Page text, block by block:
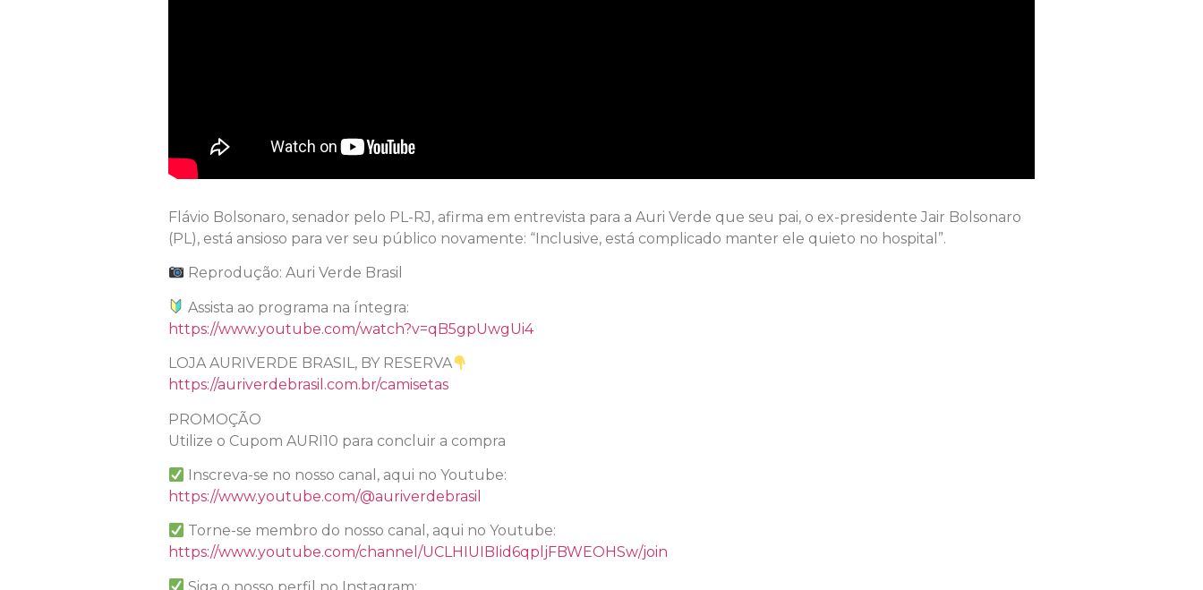
Flávio Bolsonaro, senador pelo PL-RJ, afirma em entrevista para a Auri Verde que seu pai, o ex-presidente Jair Bolsonaro
(PL), está ansioso para ver seu público novamente: “Inclusive, está complicado manter ele quieto no hospital”.
Reprodução: Auri Verde Brasil
Assista ao programa na íntegra:
https://www.youtube.com/watch?v=qB5gpUwgUi4
LOJA AURIVERDE BRASIL, BY RESERVA
https://auriverdebrasil.com.br/camisetas
PROMOÇÃO
Utilize o Cupom AURI10 para concluir a compra
Inscreva-se no nosso canal, aqui no Youtube:
https://www.youtube.com/@auriverdebrasil
Torne-se membro do nosso canal, aqui no Youtube:
https://www.youtube.com/channel/UCLHIUIBIid6qpljFBWEOHSw/join